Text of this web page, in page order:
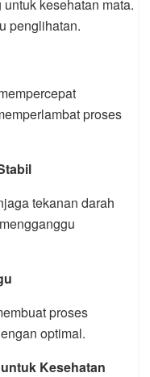
kesehatan mata.
penglihatan.
proses
tekanan darah
proses
optimal.
Kesehatan